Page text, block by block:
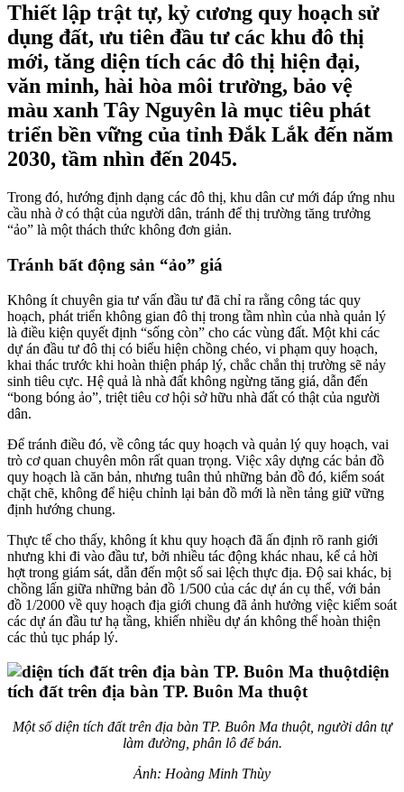
Thiết lập trật tự, kỷ cương quy hoạch sử
dụng đất, ưu tiên đầu tư các khu đô thị
mới, tăng diện tích các đô thị hiện đại,
văn minh, hài hòa môi trường, bảo vệ
màu xanh Tây Nguyên là mục tiêu phát
triển bền vững của tỉnh Đắk Lắk đến năm
2030, tầm nhìn đến 2045.
Trong đó, hướng định dạng các đô thị, khu dân cư mới đáp ứng nhu
cầu nhà ở có thật của người dân, tránh để thị trường tăng trưởng
“ảo” là một thách thức không đơn giản.
Tránh bất động sản “ảo” giá
Không ít chuyên gia tư vấn đầu tư đã chỉ ra rằng công tác quy
hoạch, phát triển không gian đô thị trong tầm nhìn của nhà quản lý
là điều kiện quyết định “sống còn” cho các vùng đất. Một khi các
dự án đầu tư đô thị có biểu hiện chồng chéo, vi phạm quy hoạch,
khai thác trước khi hoàn thiện pháp lý, chắc chắn thị trường sẽ nảy
sinh tiêu cực. Hệ quả là nhà đất không ngừng tăng giá, dẫn đến
“bong bóng ảo”, triệt tiêu cơ hội sở hữu nhà đất có thật của người
dân.
Để tránh điều đó, về công tác quy hoạch và quản lý quy hoạch, vai
trò cơ quan chuyên môn rất quan trọng. Việc xây dựng các bản đồ
quy hoạch là căn bản, nhưng tuân thủ những bản đồ đó, kiểm soát
chặt chẽ, không để hiệu chỉnh lại bản đồ mới là nền tảng giữ vững
định hướng chung.
Thực tế cho thấy, không ít khu quy hoạch đã ấn định rõ ranh giới
nhưng khi đi vào đầu tư, bởi nhiều tác động khác nhau, kể cả hời
hợt trong giám sát, dẫn đến một số sai lệch thực địa. Độ sai khác, bị
chồng lấn giữa những bản đồ 1/500 của các dự án cụ thể, với bản
đồ 1/2000 về quy hoạch địa giới chung đã ảnh hưởng việc kiểm soát
các dự án đầu tư hạ tầng, khiến nhiều dự án không thể hoàn thiện
các thủ tục pháp lý.
Một số diện tích đất trên địa bàn TP. Buôn Ma thuột, người dân tự
làm đường, phân lô để bán.
Ảnh: Hoàng Minh Thùy